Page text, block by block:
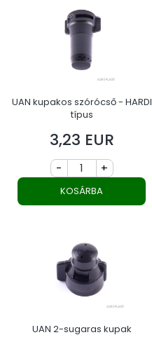
UAN kupakos szórócső - HARDI
típus
Ár
3,23 EUR
- +
KOSÁRBA
UAN 2-sugaras kupak